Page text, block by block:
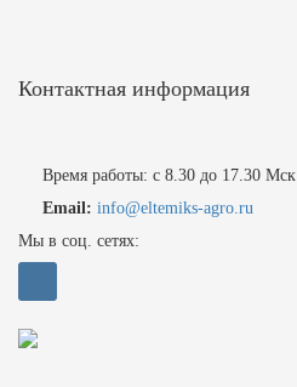
Контактная информация
Время работы: с 8.30 до 17.30 Мск
Email: info@eltemiks-agro.ru
Мы в соц. сетях: